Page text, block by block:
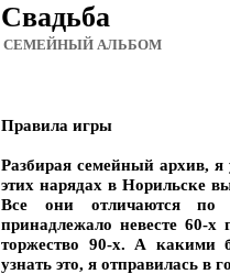
Свадьба
СЕМЕЙНЫЙ АЛЬБОМ
Правила игры
Разбирая семейный архив,
этих нарядах в Норильске
Все они отличаются по
принадлежало невесте 60-х
торжество 90-х. А какими
узнать это, я отправилась в